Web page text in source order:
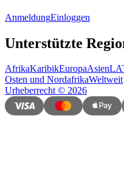
AnmeldungEinloggen
Unterstützte
AfrikaKaribikEuropaAsien
Osten und NordafrikaWeltweit
Urheberrecht© 2026